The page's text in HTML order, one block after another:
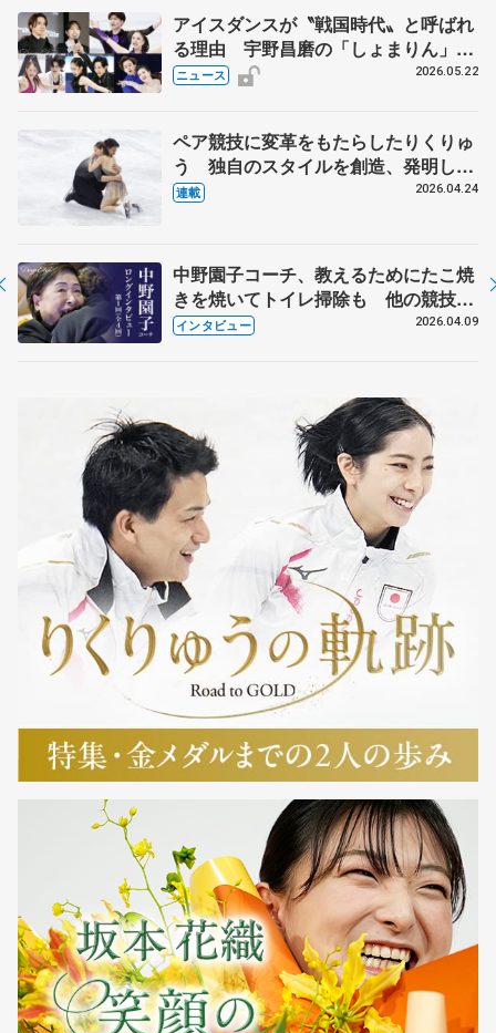
アイスダンスが〝戦国時代〟と呼ばれ
る理由 宇野昌磨の「しょまりん」ら
実力者が相次いで参戦 国内の競争激
ニュース 2026.05.22
ペア競技に変革をもたらしたりくりゅ
う 独自のスタイルを創造、発明した
【引退発表後②】
連載 2026.04.24
中野園子コーチ、教えるためにたこ焼
きを焼いてトイレ掃除も 他の競技に
も通用するという坂本花織の筋肉
インタビュー 2026.04.09